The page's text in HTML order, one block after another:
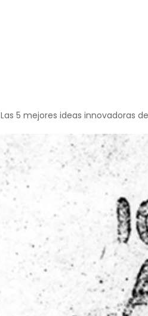
Las 5 mejores ideas innovadoras